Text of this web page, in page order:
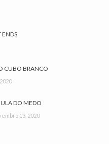
ENDS
CUBO BRANCO
DO MEDO
13, 2020